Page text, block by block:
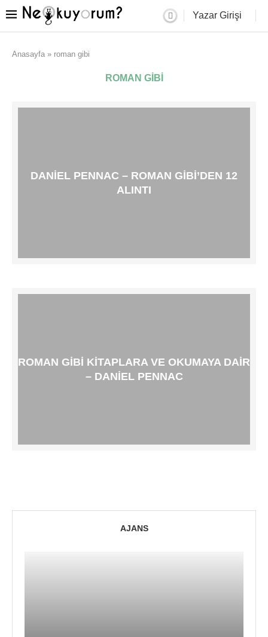
Yazar Girişi
Anasayfa » roman gibi
ROMAN GIBI
DANIEL PENNAC – ROMAN GIBI’DEN 12
ALINTI
ROMAN GIBI KITAPLARA VE OKUMAYA DAIR
– DANIEL PENNAC
AJANS